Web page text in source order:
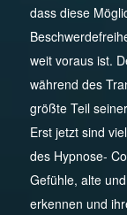
dass diese
weit voraus ist.
während des
größte Teil
Erst jetzt sind
des Hypnose-
Gefühle, alte
erkennen und